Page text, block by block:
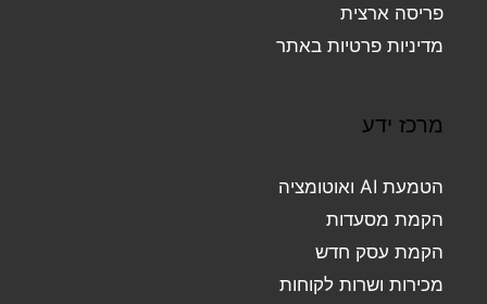
פריסה ארצית
מדיניות פרטיות באתר
מרכז ידע
הטמעת AI ואוטומציה
הקמת מסעדות
הקמת עסק חדש
מכירות ושרות לקוחות